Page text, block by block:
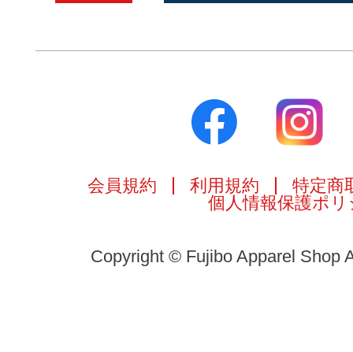
会員規約 利用規約
特定商
個人情報保護ポリ
Copyright © Fujibo Apparel Shop